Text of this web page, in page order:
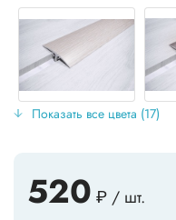
Показать все цвета (17)
520 ₽ / шт.